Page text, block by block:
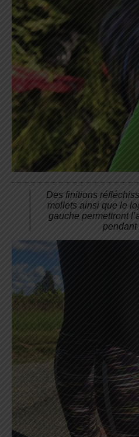
Des finitions
mollets ainsi que le
gauche permettront
pendant